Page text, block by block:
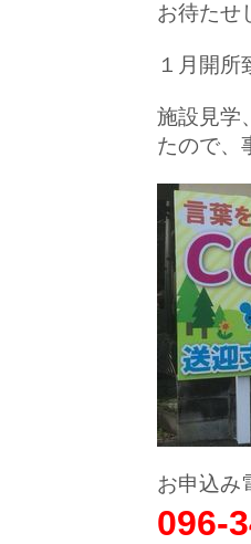
お待たせ
１月開所
施設見学
たので、
お申込み
096-